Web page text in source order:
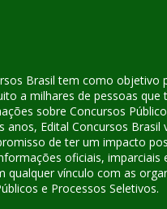
Brasil tem como objetivo
a milhares de pessoas que
sobre Concursos
anos, Edital Concursos Brasil
de ter um impacto
oficiais, imparciais
qualquer vínculo com as
e Processos Seletivos.